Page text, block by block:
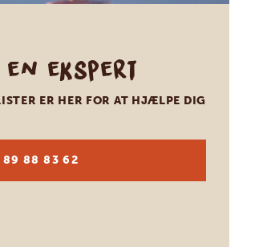
ekspert
ER HER FOR AT HJÆLPE DIG
89 88 83 62